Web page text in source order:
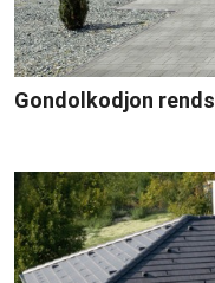
Gondolkodjon